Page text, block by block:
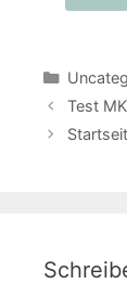
Test MK